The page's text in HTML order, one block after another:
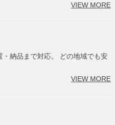
VIEW MORE
納品まで対応。 どの地域でも安
VIEW MORE